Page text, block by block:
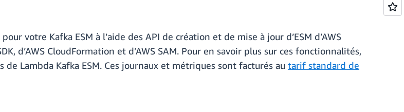
votre Kafka ESM à l’aide des API de création et de mise à jour d’ESM d’AWS
d’AWS CloudFormation et d’AWS SAM. Pour en savoir plus sur ces fonctionnalités,
Lambda Kafka ESM. Ces journaux et métriques sont facturés au tarif standard de